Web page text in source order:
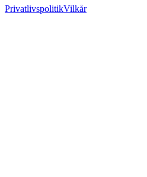
PrivatlivspolitikVilkår